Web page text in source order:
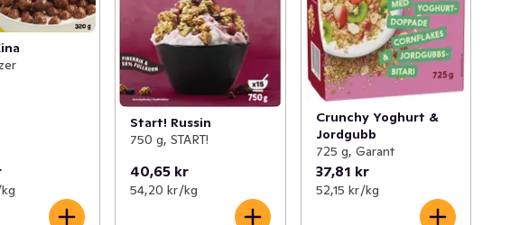
Start! Russin
750 g, START!
40,65 kr
54,20 kr /kg
Crunchy Yoghurt &
Jordgubb
725 g, Garant
37,81 kr
52,15 kr /kg